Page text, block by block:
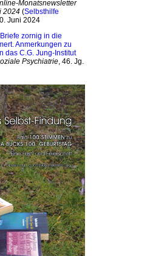
Monatsnewsletter
2024 (Selbsthilfe
Juni 2024
zornig in die
Anmerkungen zu
das C.G. Jung-Institut
Psychiatrie, 46. Jg.